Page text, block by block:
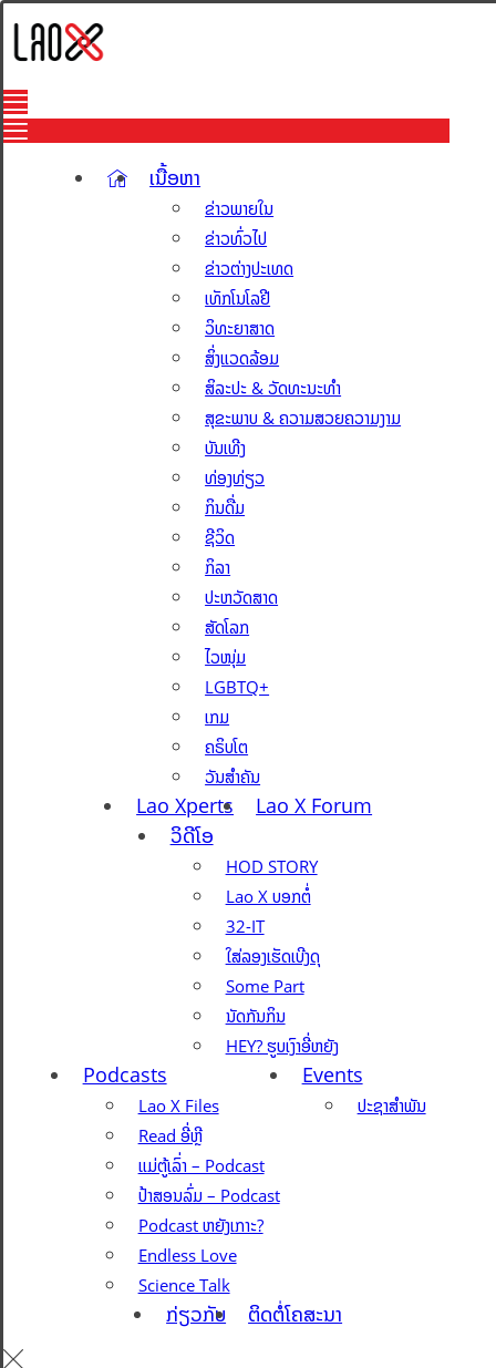
ເນື້ອຫາ
ຂ່າວພາຍໃນ
ຂ່າວທົ່ວໄປ
ຂ່າວຕ່າງປະເທດ
ເທັກໂນໂລຢີ
ວິທະຍາສາດ
ສິ່ງແວດລ້ອມ
ສິລະປະ & ວັດທະນະທຳ
ສຸຂະພາບ & ຄວາມສວຍຄວາມງາມ
ບັນເທີງ
ທ່ອງທ່ຽວ
ກິນດື່ມ
ຊີວິດ
ກິລາ
ປະຫວັດສາດ
ສັດໂລກ
ໄວໜຸ່ມ
LGBTQ+
ເກມ
ຄຣິບໂຕ
ວັນສຳຄັນ
Lao Xperts
Lao X Forum
ວິດີໂອ
HOD STORY
Lao X ບອກຕໍ່
32-IT
ໃສ່ລອງເຮັດເບີງດຸ
Some Part
ນັດກັນກິນ
HEY? ຮູບເງົາອີ່ຫຍັງ
Podcasts
Lao X Files
Read ອີ່ຫຼີ
ແມ່ຕູ້ເລົ່າ – Podcast
ປ້າສອນລົ່ມ – Podcast
Podcast ຫຍັງເກາະ?
Endless Love
Science Talk
Events
ປະຊາສຳພັນ
ກ່ຽວກັບ ຕິດຕໍ່ໂຄສະນາ